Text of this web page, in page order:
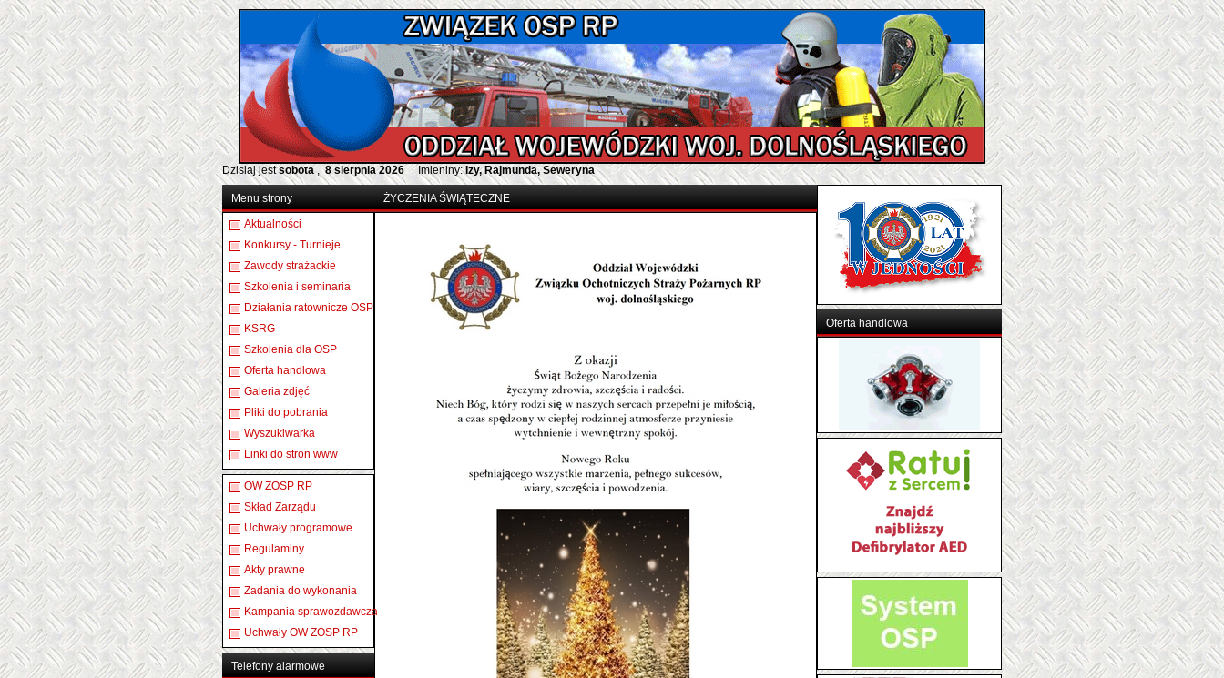
Dzisiaj jestsobota ,8 sierpnia 2026 Imieniny: Izy, Rajmunda, Seweryna
Menu strony
Aktualności
Konkursy - Turnieje
Zawody strażackie
Szkolenia i seminaria
Działania ratownicze OSP
KSRG
Szkolenia dla OSP
Oferta handlowa
Galeria zdjęć
Pliki do pobrania
Wyszukiwarka
Linki do stron www
OW ZOSP RP
Skład Zarządu
Uchwały programowe
Regulaminy
Akty prawne
Zadania do wykonania
Kampania sprawozdawcza
Uchwały OW ZOSP RP
Telefony alarmowe
ŻYCZENIA ŚWIĄTECZNE
Oferta handlowa